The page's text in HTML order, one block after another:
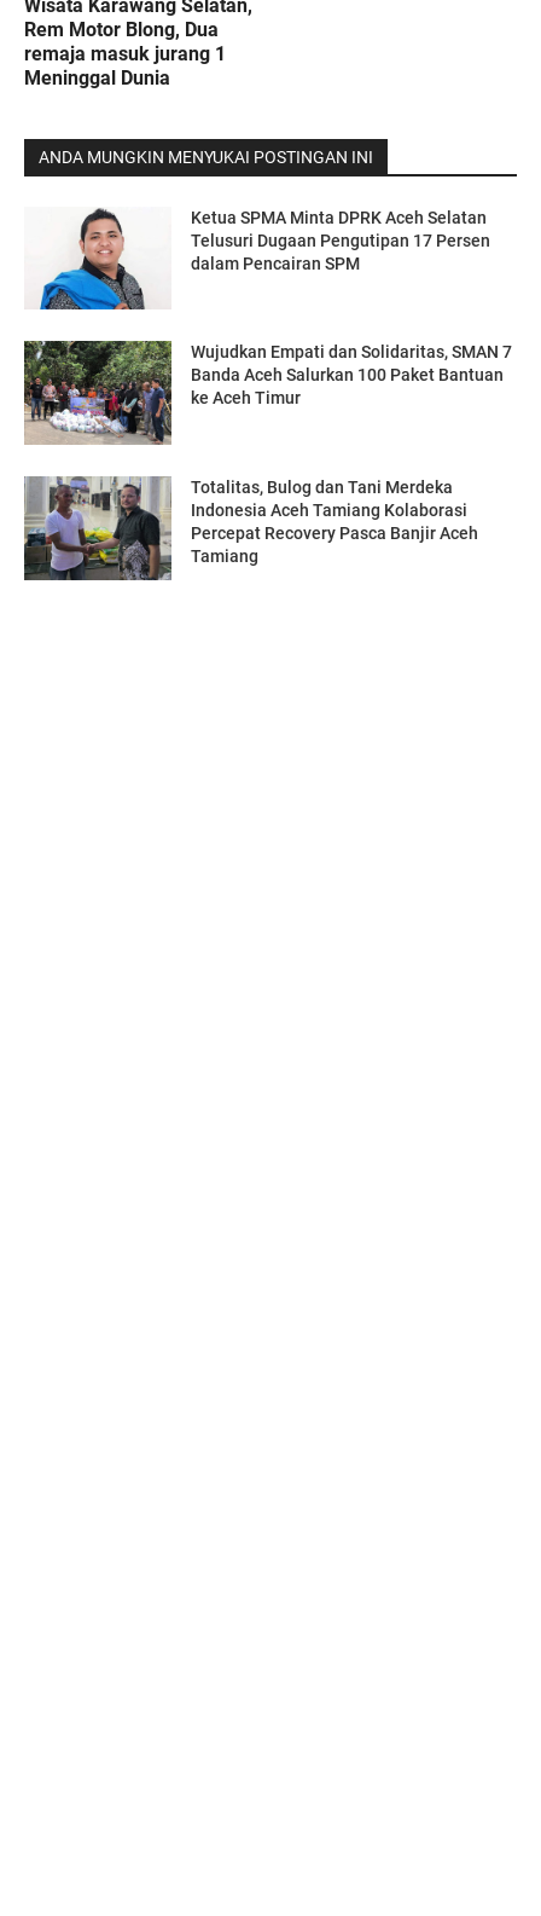
Wisata Karawang Selatan,
Rem Motor Blong, Dua
remaja masuk jurang 1
Meninggal Dunia
ANDA MUNGKIN MENYUKAI POSTINGAN INI
Ketua SPMA Minta DPRK Aceh Selatan
Telusuri Dugaan Pengutipan 17 Persen
dalam Pencairan SPM
Wujudkan Empati dan Solidaritas, SMAN 7
Banda Aceh Salurkan 100 Paket Bantuan
ke Aceh Timur
Totalitas, Bulog dan Tani Merdeka
Indonesia Aceh Tamiang Kolaborasi
Percepat Recovery Pasca Banjir Aceh
Tamiang